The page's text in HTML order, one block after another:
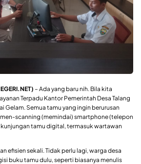
– Ada yang baru nih. Bila kita
Terpadu Kantor Pemerintah Desa Talang
Gelam. Semua tamu yang ingin berurusan
scanning (memindai) smartphone (telepon
tamu digital, termasuk wartawan
efisien sekali. Tidak perlu lagi, warga desa
buku tamu dulu, seperti biasanya menulis